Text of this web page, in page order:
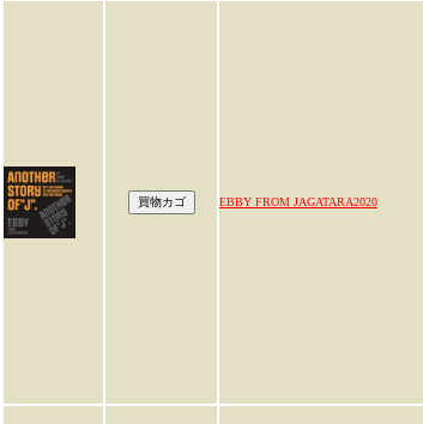
EBBY FROM JAGATARA2020